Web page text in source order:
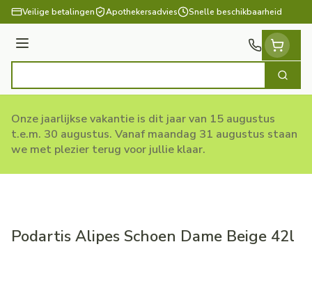
Ga naar de inhoud
Veilige betalingen Apothekersadvies Snelle beschikbaarheid
Menu
Zoek
Onze jaarlijkse vakantie is dit jaar van 15 augustus
t.e.m. 30 augustus. Vanaf maandag 31 augustus staan
we met plezier terug voor jullie klaar.
Podartis Alipes Schoen Dame Beige 42l